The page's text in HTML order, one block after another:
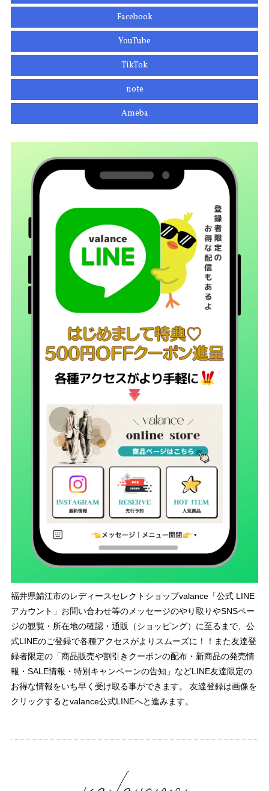
Facebook
YouTube
TikTok
note
Ameba
福井県鯖江市のレディースセレクトショップvalance「公式 LINE
アカウント」お問い合わせ等のメッセージのやり取りやSNSペー
ジの観覧・所在地の確認・通販（ショッピング）に至るまで、公
式LINEのご登録で各種アクセスがよりスムーズに！！また友達登
録者限定の「商品販売や割引きクーポンの配布・新商品の発売情
報・SALE情報・特別キャンペーンの告知」などLINE友達限定の
お得な情報をいち早く受け取る事ができます。 友達登録は画像を
クリックするとvalance公式LINEへと進みます。